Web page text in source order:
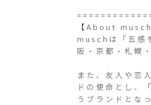
【About musch
muschは「五感
阪・京都・札幌
また、友人や恋
ドの使命とし